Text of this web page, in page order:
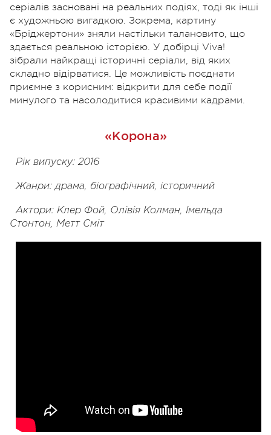
серіалів засновані на реальних подіях, тоді як інші
є художньою вигадкою. Зокрема, картину
«Бріджертони» зняли настільки талановито, що
здається реальною історією. У добірці Viva!
зібрали найкращі історичні серіали, від яких
складно відірватися. Це можливість поєднати
приємне з корисним: відкрити для себе події
минулого та насолодитися красивими кадрами.
«Корона»
Рік випуску: 2016
Жанри: драма, біографічний, історичний
Актори: Клер Фой, Олівія Колман, Імельда
Стонтон, Метт Сміт